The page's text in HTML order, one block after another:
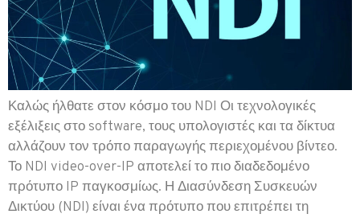
Καλώς ήλθατε στον κόσμο του NDI Οι τεχνολογικές
εξέλιξεις στο software, τους υπολογιστές και τα δίκτυα
αλλάζουν τον τρόπο παραγωγής περιεχομένου βίντεο.
Το NDI video-over-IP αποτελεί το πιο διαδεδομένο
πρότυπο IP παγκοσμίως. Η Διασύνδεση Συσκευών
Δικτύου (NDI) είναι ένα πρότυπο που επιτρέπει τη